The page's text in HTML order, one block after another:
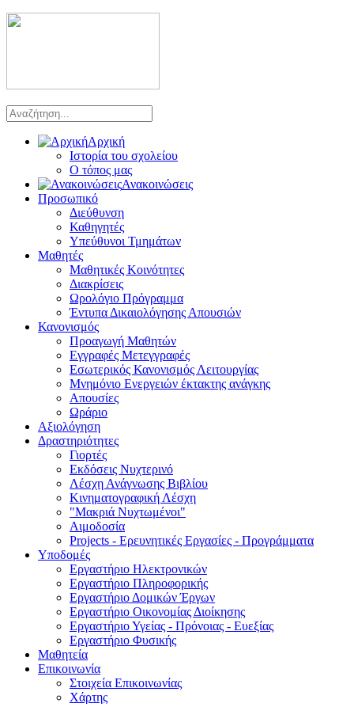
Αρχική
Ιστορία του σχολείου
Ο τόπος μας
Ανακοινώσεις
Προσωπικό
Διεύθυνση
Καθηγητές
Υπεύθυνοι Τμημάτων
Μαθητές
Μαθητικές Κοινότητες
Διακρίσεις
Ωρολόγιο Πρόγραμμα
Έντυπα Δικαιολόγησης Απουσιών
Κανονισμός
Προαγωγή Μαθητών
Εγγραφές Μετεγγραφές
Εσωτερικός Κανονισμός Λειτουργίας
Μνημόνιο Ενεργειών έκτακτης ανάγκης
Απουσίες
Ωράριο
Αξιολόγηση
Δραστηριότητες
Γιορτές
Εκδόσεις Νυχτερινό
Λέσχη Ανάγνωσης Βιβλίου
Κινηματογραφική Λέσχη
"Μακριά Νυχτωμένοι"
Αιμοδοσία
Projects - Eρευνητικές Eργασίες - Προγράμματα
Υποδομές
Εργαστήριο Ηλεκτρονικών
Εργαστήριο Πληροφορικής
Εργαστήριο Δομικών Έργων
Εργαστήριο Οικονομίας Διοίκησης
Εργαστήριο Υγείας - Πρόνοιας - Ευεξίας
Εργαστήριο Φυσικής
Μαθητεία
Επικοινωνία
Στοιχεία Επικοινωνίας
Χάρτης